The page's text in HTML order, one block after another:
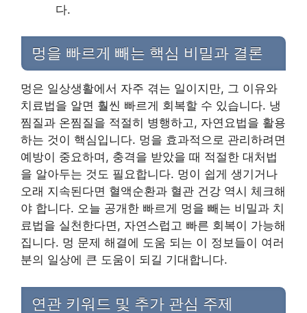
다.
멍을 빠르게 빼는 핵심 비밀과 결론
멍은 일상생활에서 자주 겪는 일이지만, 그 이유와
치료법을 알면 훨씬 빠르게 회복할 수 있습니다. 냉
찜질과 온찜질을 적절히 병행하고, 자연요법을 활용
하는 것이 핵심입니다. 멍을 효과적으로 관리하려면
예방이 중요하며, 충격을 받았을 때 적절한 대처법
을 알아두는 것도 필요합니다. 멍이 쉽게 생기거나
오래 지속된다면 혈액순환과 혈관 건강 역시 체크해
야 합니다. 오늘 공개한 빠르게 멍을 빼는 비밀과 치
료법을 실천한다면, 자연스럽고 빠른 회복이 가능해
집니다. 멍 문제 해결에 도움 되는 이 정보들이 여러
분의 일상에 큰 도움이 되길 기대합니다.
연관 키워드 및 추가 관심 주제